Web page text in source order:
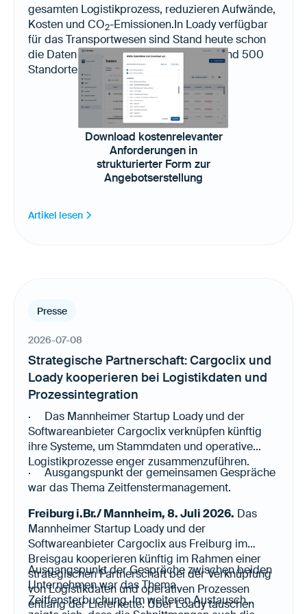
gesamten Logistikprozess, reduzieren Aufwände,
Kosten und CO2-Emissionen.In Loady verfügbar
für das Transportwesen sind Stand heute schon
die Daten von über 22.000 Produkten und 500
Standorten in Europa, USA und Kanada.
Download kostenrelevanter
Anforderungen in
strukturierter Form zur
Angebotserstellung
Artikel lesen
Presse
2026-07-08
Strategische Partnerschaft: Cargoclix und
Loady kooperieren bei Logistikdaten und
Prozessintegration
· Das Mannheimer Startup Loady und der
Softwareanbieter Cargoclix verknüpfen künftig
ihre Systeme, um Stammdaten und operative
Logistikprozesse enger zusammenzuführen.
· Ausgangspunkt der gemeinsamen Gespräche
war das Thema Zeitfenstermanagement.
Freiburg i.Br./ Mannheim, 8. Juli 2026. Das
Mannheimer Startup Loady und der
Softwareanbieter Cargoclix aus Freiburg im
Breisgau kooperieren künftig im Rahmen einer
strategischen Partnerschaft bei der Verknüpfung
von Logistikdaten und operativen Prozessen
entlang der Lieferkette. Über Loady tauschen
Ausgangspunkt der Gespräche zwischen beiden
Unternehmen war das Thema
Zeitfensterbuchung. Im weiteren Austausch